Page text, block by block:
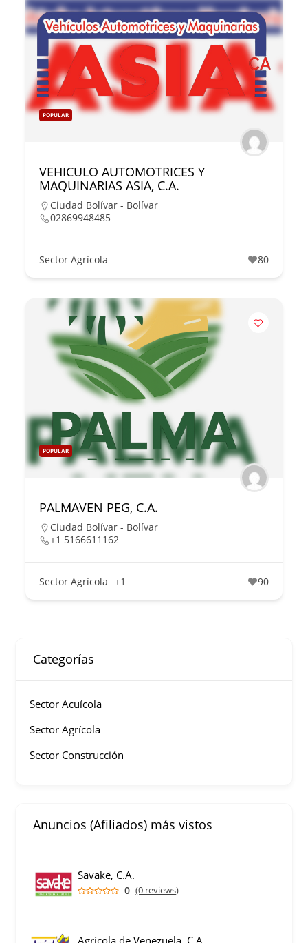
POPULAR
VEHICULO AUTOMOTRICES Y
MAQUINARIAS ASIA, C.A.
Ciudad Bolívar - Bolívar
02869948485
Sector Agrícola 80
POPULAR
PALMAVEN PEG, C.A.
Ciudad Bolívar - Bolívar
+1 5166611162
Sector Agrícola +1 90
Categorías
Sector Acuícola
Sector Agrícola
Sector Construcción
Anuncios (Afiliados) más vistos
Savake, C.A.
0 (0 reviews)